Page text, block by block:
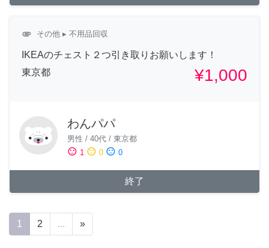
attachment その他 ▸ 不用品回収
IKEAのチェスト２つ引き取りお願いします！
東京都
¥1,000
わんパパ
男性 / 40代 / 東京都
sentiment_satisfied 1 sentiment_neutral 0 sentiment_dissatisfied 0
終了
1 2 ... »